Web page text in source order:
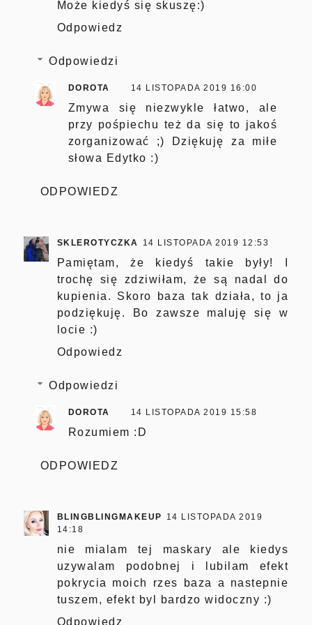
Może kiedyś się skuszę:)
Odpowiedz
Odpowiedzi
DOROTA 14 LISTOPADA 2019 16:00
Zmywa się niezwykle łatwo, ale
przy pośpiechu też da się to jakoś
zorganizować ;) Dziękuję za miłe
słowa Edytko :)
ODPOWIEDZ
SKLEROTYCZKA 14 LISTOPADA 2019 12:53
Pamiętam, że kiedyś takie były! I
trochę się zdziwiłam, że są nadal do
kupienia. Skoro baza tak działa, to ja
podziękuję. Bo zawsze maluję się w
locie :)
Odpowiedz
Odpowiedzi
DOROTA 14 LISTOPADA 2019 15:58
Rozumiem :D
ODPOWIEDZ
BLINGBLINGMAKEUP
14 LISTOPADA 2019
14:18
nie mialam tej maskary ale kiedys
uzywalam podobnej i lubilam efekt
pokrycia moich rzes baza a nastepnie
tuszem, efekt byl bardzo widoczny :)
Odpowiedz